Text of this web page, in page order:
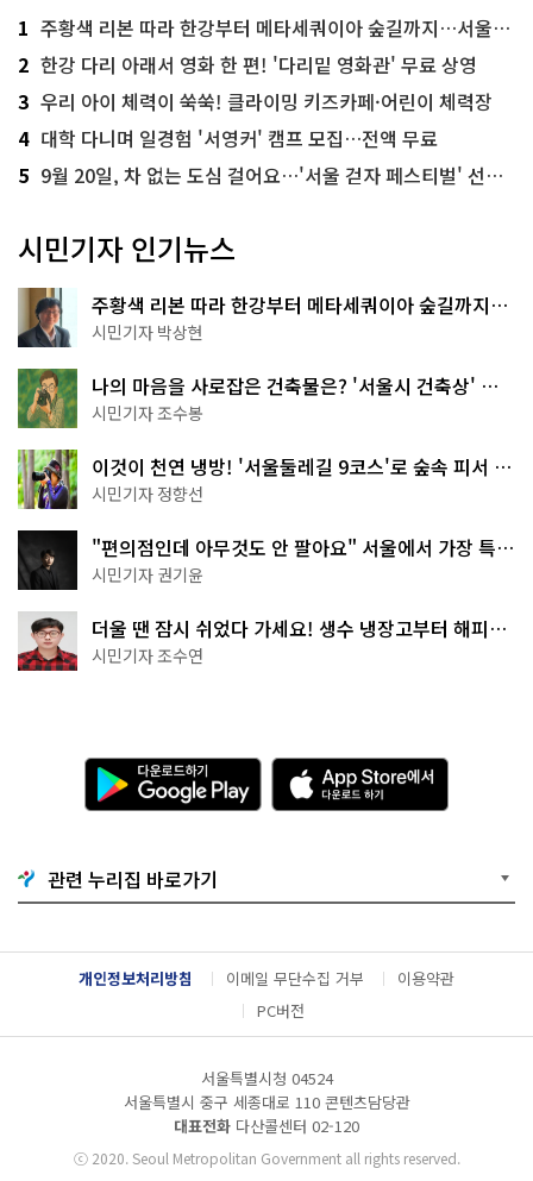
1 주황색 리본 따라 한강부터 메타세쿼이아 숲길까지…서울둘레길 15코스
2 한강 다리 아래서 영화 한 편! '다리밑 영화관' 무료 상영
3 우리 아이 체력이 쑥쑥! 클라이밍 키즈카페·어린이 체력장
4 대학 다니며 일경험 '서영커' 캠프 모집…전액 무료
5 9월 20일, 차 없는 도심 걸어요…'서울 걷자 페스티벌' 선착순 5천명
시민기자 인기뉴스
주황색 리본 따라 한강부터 메타세쿼이아 숲길까지…
서울둘레길 15코스
시민기자 박상현
나의 마음을 사로잡은 건축물은? '서울시 건축상' 수
상작 공개!
시민기자 조수봉
이것이 천연 냉방! '서울둘레길 9코스'로 숲속 피서 떠
나볼까
시민기자 정향선
"편의점인데 아무것도 안 팔아요" 서울에서 가장 특별
한 편의점의 정체
시민기자 권기윤
더울 땐 잠시 쉬었다 가세요! 생수 냉장고부터 해피소
·무더위쉼터까지
시민기자 조수연
다
운
로
기
G
o
g
l
e
A
p
p
e
서
다
운
관련 누리집 바로가기
개인정보처리방침 이메일 무단수집 거부
이용약관
PC버전
서울특별시청 04524
서울특별시 중구 세종대로 110 콘텐츠담당관
대표전화 다산콜센터 02-120
ⓒ2020. Seoul Metropolitan Government all rights reserved.